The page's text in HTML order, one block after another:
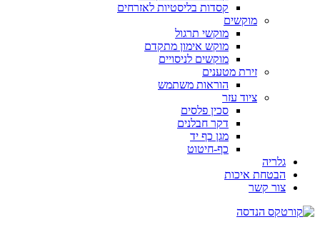
קסדות בליסטיות לאזרחים
מוקשים
מוקשי תרגול
מוקש אימון מתקדם
מוקשים לניסויים
זירת מטענים
הוראות משתמש
ציוד עזר
סכין פלסים
דקר חבלנים
מגן כף יד
כף-חיטוט
גלריה
הבטחת איכות
צור קשר